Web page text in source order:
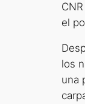
el
los
una